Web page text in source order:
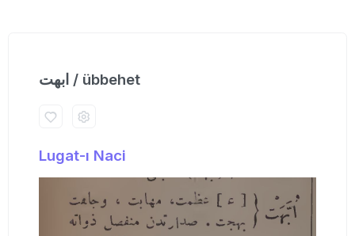
ابهت / übbehet
Lugat-ı Naci